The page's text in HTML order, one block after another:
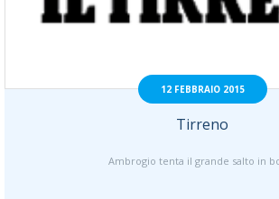
12 FEBBRAIO 2015
Tirreno
Ambrogio tenta il grande salto in